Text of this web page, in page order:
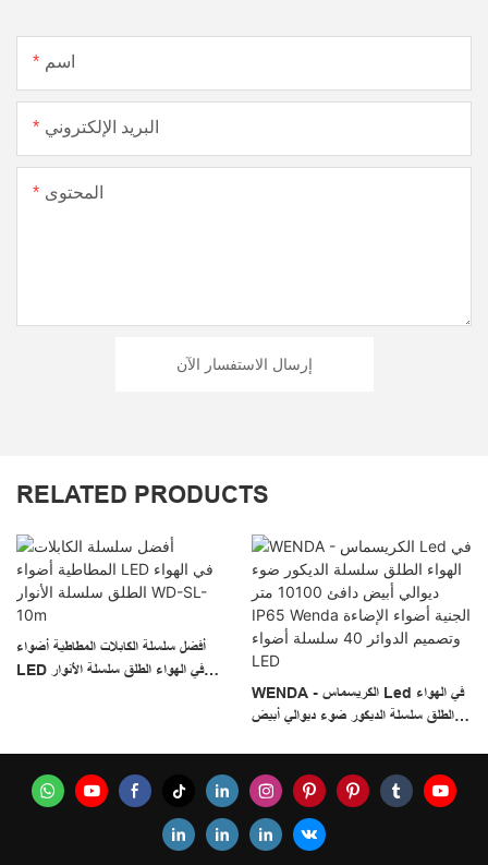
اسم
البريد الإلكتروني
المحتوى
إرسال الاستفسار الآن
RELATED PRODUCTS
أفضل سلسلة الكابلات المطاطية أضواء
LED في الهواء الطلق سلسلة الأنوار
WENDA - الكريسماس Led في الهواء
الطلق سلسلة الديكور ضوء ديوالي أبيض
أضواء LED